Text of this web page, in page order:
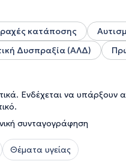
κατάποσης
Δυσπραξία (ΑΛΔ)
Ενδέχεται να υπάρξουν
συνταγογράφηση
Θέματα υγείας